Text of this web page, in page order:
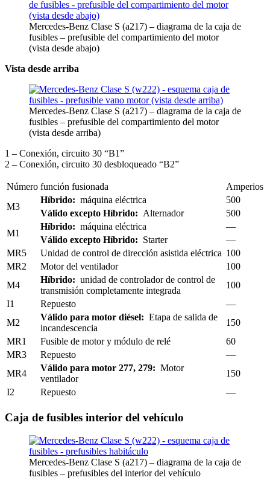
Mercedes-Benz Clase S (a217) – diagrama de la caja de
fusibles – prefusible del compartimiento del motor
(vista desde abajo)
Vista desde arriba
Mercedes-Benz Clase S (a217) – diagrama de la caja de
fusibles – prefusible del compartimiento del motor
(vista desde arriba)
1 – Conexión, circuito 30 “B1”
2 – Conexión, circuito 30 desbloqueado “B2”
Número función fusionada
Amperios
M3
Híbrido: máquina eléctrica
500
Válido excepto Híbrido: Alternador
500
M1
Híbrido: máquina eléctrica
—
Válido excepto Híbrido: Starter
—
MR5
Unidad de control de dirección asistida eléctrica 100
MR2
Motor del ventilador
100
M4
Híbrido: unidad de controlador de control de
transmisión completamente integrada
100
I1
Repuesto
—
M2
Válido para motor diésel: Etapa de salida de
incandescencia
150
MR1
Fusible de motor y módulo de relé
60
MR3
Repuesto
—
MR4
Válido para motor 277, 279: Motor
ventilador
150
I2
Repuesto —
Caja de fusibles interior del vehículo
Mercedes-Benz Clase S (a217) – diagrama de la caja de
fusibles – prefusibles del interior del vehículo